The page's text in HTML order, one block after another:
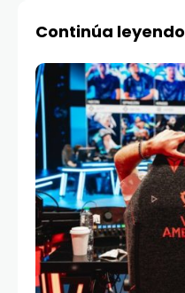
Continúa leyendo